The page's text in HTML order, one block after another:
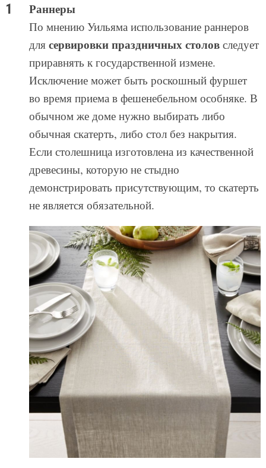
Раннеры
По мнению Уильяма использование раннеров
для сервировки праздничных столовследует
приравнять к государственной измене.
Исключение может быть роскошный фуршет
во время приема в фешенебельном особняке. В
обычном же доме нужно выбирать либо
обычная скатерть, либо стол без накрытия.
Если столешница изготовлена из качественной
древесины, которую не стыдно
демонстрировать присутствующим, то скатерть
не является обязательной.